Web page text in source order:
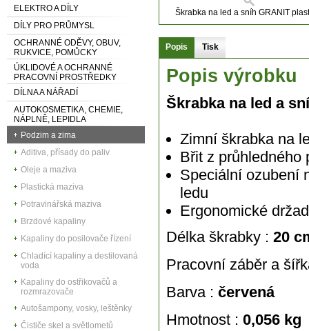
ELEKTRO A DÍLY
DÍLY PRO PRŮMYSL
OCHRANNÉ ODĚVY, OBUV,
RUKVICE, POMŮCKY
ÚKLIDOVÉ A OCHRANNÉ
PRACOVNÍ PROSTŘEDKY
DÍLNA A NÁŘADÍ
AUTOKOSMETIKA, CHEMIE,
NÁPLNĚ, LEPIDLA
Podzim a zima
Aditiva, přísady do paliv
Oleje a maziva
Plastická maziva
Potravinářská maziva
Brzdové kapaliny
Kapaliny do posilovače řízení
Chladící kapaliny a destilovaná
voda
Kapaliny do ostřikovačů a
rozmrazovače
Autošampony, vosky, leštěnky
Čističe skel a světlometů
Škrabka na led a sníh GRANIT
Popis Tisk
Popis výrobku
Škrabka na led a
Zimní škrabka na
Břit z průhledného
Speciální ozubení
ledu
Ergonomické
Délka škrabky : 20
Pracovní záběr a
Barva : červená
Hmotnost : 0,056 kg